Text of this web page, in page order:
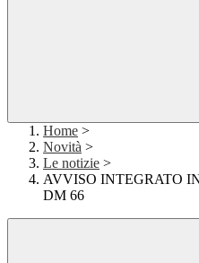
Home >
Novità >
Le notizie >
AVVISO INTEGRATO
DM 66